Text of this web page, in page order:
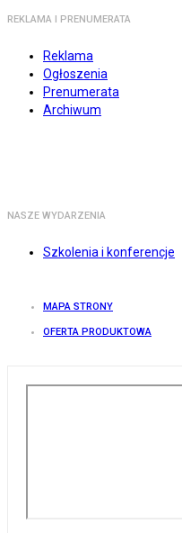
REKLAMA I PRENUMERATA
Reklama
Ogłoszenia
Prenumerata
Archiwum
NASZE WYDARZENIA
Szkolenia i konferencje
MAPA STRONY
OFERTA PRODUKTOWA